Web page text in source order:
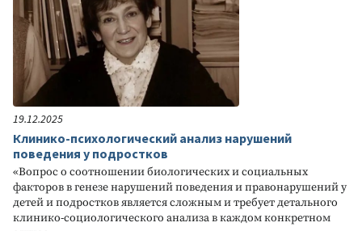
19.12.2025
Клинико-психологический анализ нарушений
поведения у подростков
«Вопрос о соотношении биологических и социальных
факторов в генезе нарушений поведения и правонарушений у
детей и подростков является сложным и требует детального
клинико-социологического анализа в каждом конкретном